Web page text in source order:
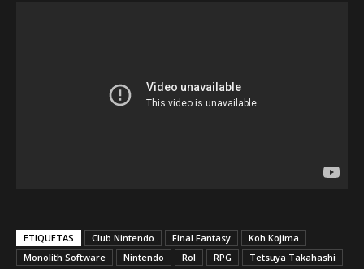
ETIQUETAS Club Nintendo Final Fantasy
Koh Kojima
Monolith Software
Nintendo Rol RPG
Tetsuya Takahashi